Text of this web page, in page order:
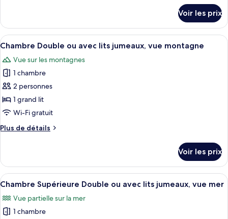
avec
lits
jumeaux,
vue
mer
le
type
de
Chambre
Double
ou
avec
lits
jumeaux,
vue
mer
Voir les prix
Afficher
toutes
les
photos
pour
ce
type
chambre :
ou
avec
jumeaux,
vue
Une chambre d’hôtel avec un
1
Chambre Double ou avec lits jumeaux, vue montagne
Vue sur les montagnes
1 chambre
2 personnes
1 grand lit
Wi-Fi gratuit
Plus de détails
Plus
le
type
de
Chambre
Double
Voir les prix
Afficher
toutes
les
photos
Une chambre d’hôtel comprenant
2
Chambre Supérieure Double ou avec lits jumeaux, vue mer
Vue partielle sur la mer
1 chambre